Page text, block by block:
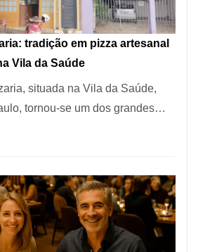
dos
Restaurantes
Mais
Icônicos
de
Pinheiros
tradição em pizza artesanal
Vila da Saúde
situada na Vila da Saúde,
tornou-se um dos grandes…